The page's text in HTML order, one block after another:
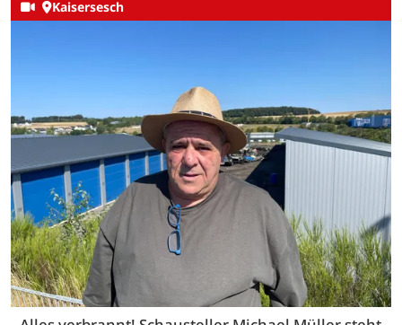
Kaisersesch